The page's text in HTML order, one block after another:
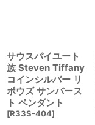
サウスパイユート
族 Steven Tiffany
コインシルバー リ
ポウズ サンバース
ト ペンダント
[R33S-404]